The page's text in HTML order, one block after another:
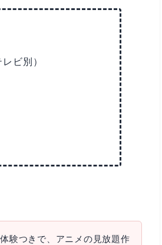
ビ別）
験つきで、アニメの見放題作